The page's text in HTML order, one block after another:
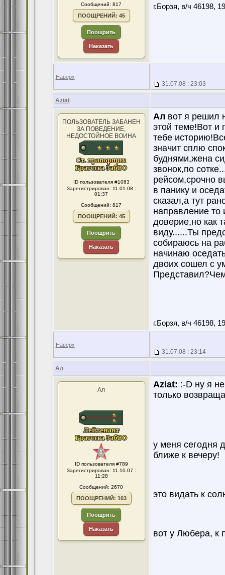
Сообщений: 817
ПООЩРЕНИЙ: 45
Поощрить
Наказать
г.Борзя, в/ч 46198,
Наверх
31.07.08 : 23:03
Aziat
ПОЛЬЗОВАТЕЛЬ ЗАБАНЕН
ЗА ПОВЕДЕНИЕ,
НЕДОСТОЙНОЕ ВОИНА
ID пользователя #1063
Зарегистрирован: 11.01.08 :
01:37
Сообщений: 817
ПООЩРЕНИЙ: 45
Поощрить
Наказать
Алвот я решил
этой теме!Вот и
тебе
значит сплю
буднями,жена
звонок,по
рейсом,срочно
в панику и
сказал,а тут
направление то
доверие,но как
виду......Ты
собираюсь на
начинаю
двоих сошел с
г.Борзя, в/ч 46198,
Наверх
31.07.08 : 23:14
Ал
Ал
ID пользователя #789
Зарегистрирован: 11.10.07 :
11:28
Сообщений: 2670
ПООЩРЕНИЙ: 103
Поощрить
Наказать
Aziat: :-D ну я
только
у меня сегодня
ближе к вечеру!
это видать к
вот у Любера, к